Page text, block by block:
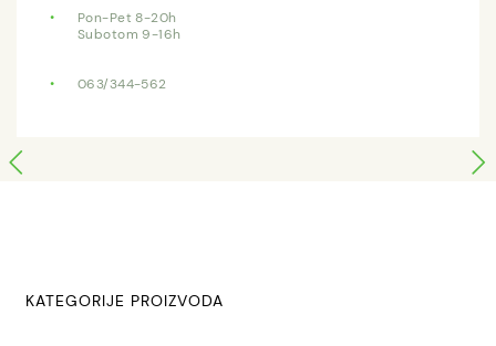
Pon-Pet 8-20h
Subotom 9-16h
063/344-562
KATEGORIJE PROIZVODA